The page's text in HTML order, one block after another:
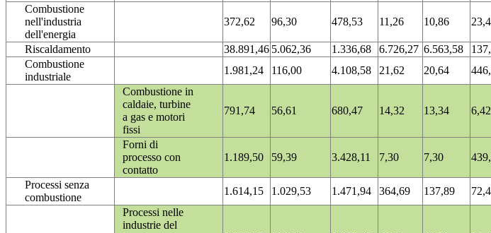
Combustione
nell'industria
dell'energia
372,62 96,30 478,53 11,26 10,86
Riscaldamento 38.891,46 5.062,36 1.336,68 6.726,27 6.563,58
Combustione
industriale
1.981,24 116,00 4.108,58 21,62 20,64
Combustione in
caldaie, turbine
a gas e motori
fissi
791,74 56,61 680,47 14,32 13,34 6,42
Forni di
processo con
contatto
1.189,50 59,39 3.428,11 7,30 7,30
Processi senza
combustione
1.614,15 1.029,53 1.471,94 364,69 137,89
Processi nelle
industrie del